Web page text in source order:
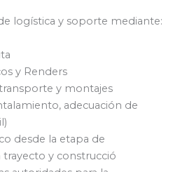
logística y soporte mediante:
y Renders
y montajes
adecuación de
desde la etapa de
trayecto y construcció